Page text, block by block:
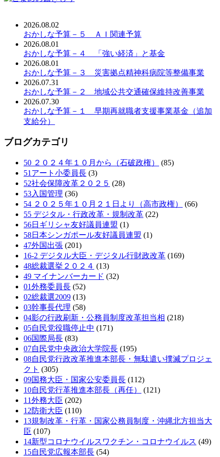
2026.08.02
おかしな予算－５ ＡＩ関連予算
2026.08.01
おかしな予算－４ 「強い経済」と基金
2026.08.01
おかしな予算－３ 災害拠点精神科病院等整備事業
2026.07.31
おかしな予算－２ 地域公共交通確保維持改善事業
2026.07.30
おかしな予算－１ 早期再就職者支援事業基金（追加
支給分）
ブログカテゴリ
50 ２０２４年１０月から（石破政権）
(85)
51アート小委員長 (3)
52社会保障改革２０２５ (28)
53入国管理 (36)
54 ２０２５年１０月２１日より（高市政権）
(66)
55 デジタル・行政改革・規制改革 (22)
56日ギリシャ友好議員連盟 (1)
58日本シンガポール友好議員連盟 (1)
47外国出張 (201)
16-2 デジタル大臣・デジタル行財政改革 (169)
48総裁選挙２０２４ (13)
49 マイナンバーカード (32)
01外務委員長 (52)
02総裁選2009 (13)
03幹事長代理 (58)
04影の行政刷新・公務員制度改革担当相 (218)
05自民党役職停止中 (171)
06国際局長 (83)
07自民党中央政治大学院長 (195)
08自民党行政改革推進本部長・無駄遣い撲滅プロジェ
クト (305)
09国務大臣・国家公安委員長 (112)
10自民党行革推進本部長（再任）
(121)
11外務大臣 (202)
12防衛大臣 (110)
13規制改革・行革・国家公務員制度・沖縄北方担当大
臣 (107)
14新型コロナウイルスワクチン・コロナウイルス (49)
15自民党広報本部長 (54)